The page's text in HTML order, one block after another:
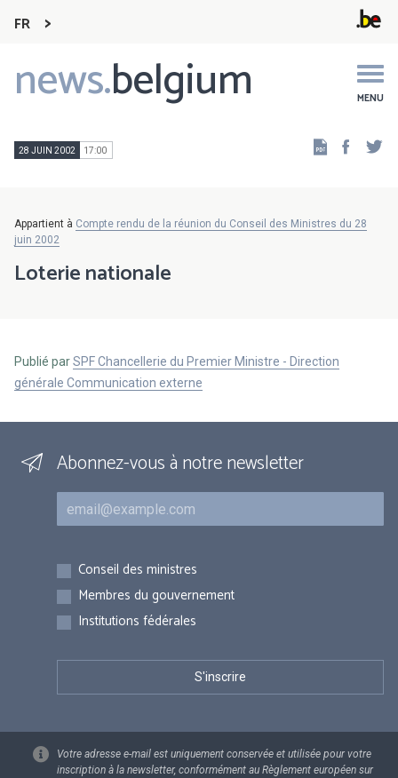
FR
news.belgium MENU
Main
navigation
28 JUIN 2002 17:00
Appartient à Compte rendu de la réunion du Conseil des Ministres du 28
juin 2002
Loterie nationale
Publié parSPF Chancellerie du Premier Ministre - Direction
générale Communication externe
Abonnez-vous à notre newsletter
Courriel
Inscriptions
Conseil des ministres
Membres du gouvernement
Institutions fédérales
Votre adresse e-mail est uniquement conservée et utilisée pour votre
inscription à la newsletter, conformément au Règlement européen sur